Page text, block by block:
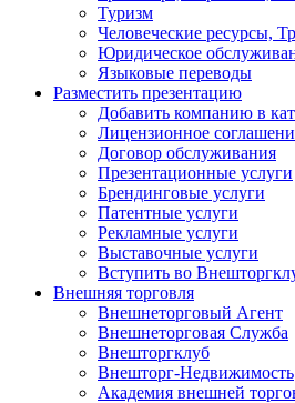
Туризм
Человеческие ресурсы,
Юридическое
Языковые переводы
Разместить презентацию
Добавить компанию в
Лицензионное
Договор обслуживания
Презентационные услуги
Брендинговые услуги
Патентные услуги
Рекламные услуги
Выставочные услуги
Вступить во
Внешняя торговля
Внешнеторговый Агент
Внешнеторговая Служба
Внешторгклуб
Внешторг-Недвижимость
Академия внешней